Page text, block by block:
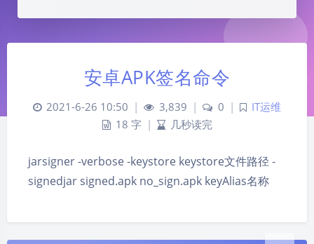
夜间模式
浅阴影 深阴影
安卓APK签名命令
2021-6-26 10:50 | 3,839 | 0 |
IT运维
18 字 | 几秒读完
jarsigner -verbose -keystore keystore文件路径 -
signedjar signed.apk no_sign.apk keyAlias名称